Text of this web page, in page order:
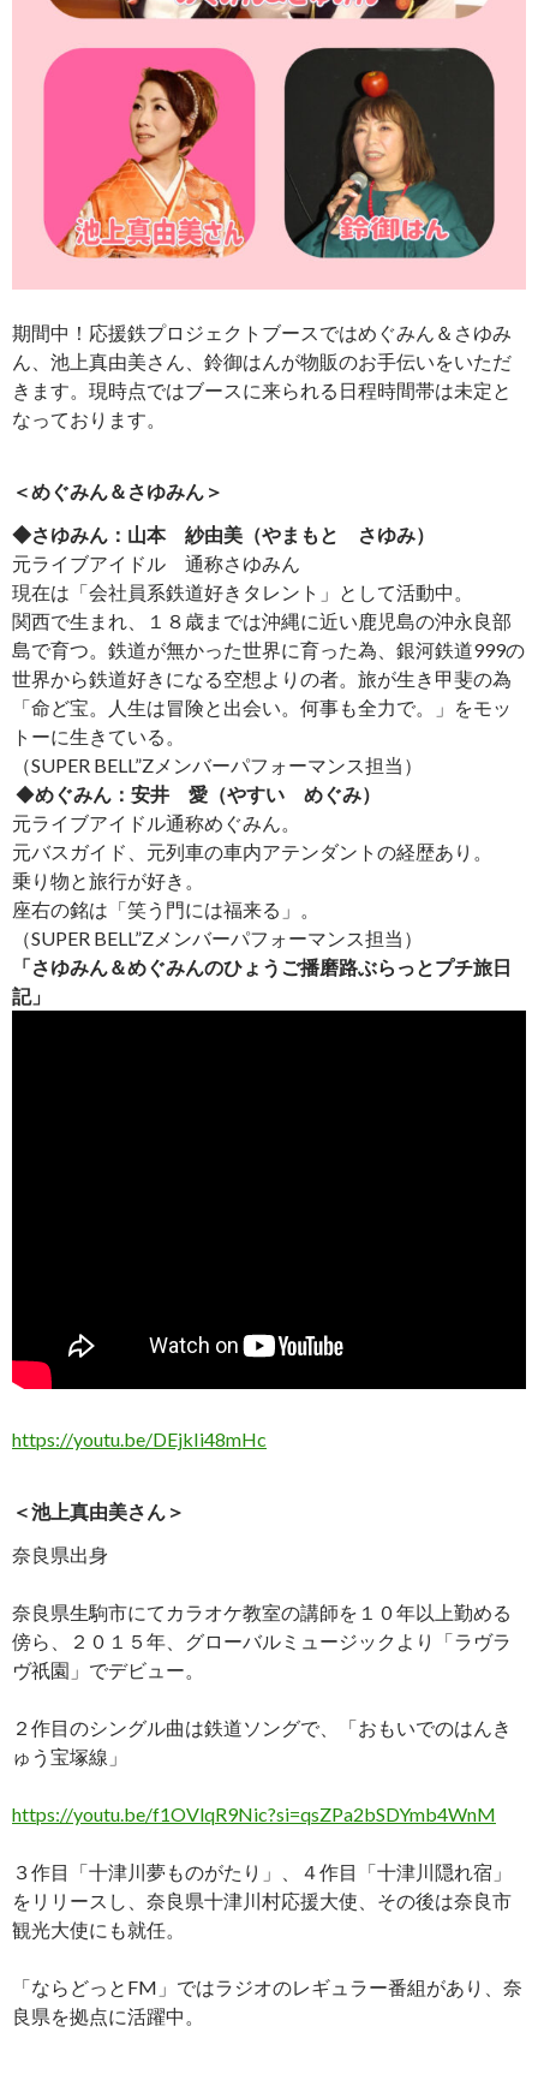
期間中！応援鉄プロジェクトブースではめぐみん＆さゆみ
ん、池上真由美さん、鈴御はんが物販のお手伝いをいただ
きます。現時点ではブースに来られる日程時間帯は未定と
なっております。
＜めぐみん＆さゆみん＞
◆さゆみん：山本 紗由美（やまもと さゆみ）
元ライブアイドル 通称さゆみん
現在は「会社員系鉄道好きタレント」として活動中。
関西で生まれ、１８歳までは沖縄に近い鹿児島の沖永良部
島で育つ。鉄道が無かった世界に育った為、銀河鉄道999の
世界から鉄道好きになる空想よりの者。旅が生き甲斐の為
「命ど宝。人生は冒険と出会い。何事も全力で。」をモッ
トーに生きている。
（SUPER BELL”Zメンバーパフォーマンス担当）
◆めぐみん： 安井 愛（やすい めぐみ）
元ライブアイドル通称めぐみん。
元バスガイド、元列車の車内アテンダントの経歴あり。
乗り物と旅行が好き。
座右の銘は「笑う門には福来る」。
（SUPER BELL”Zメンバーパフォーマンス担当）
「さゆみん＆めぐみんのひょうご播磨路ぶらっとプチ旅日
記」
https://youtu.be/DEjkIi48mHc
＜池上真由美さん＞
奈良県出身
奈良県生駒市にてカラオケ教室の講師を１０年以上勤める
傍ら、２０１５年、グローバルミュージックより「ラヴラ
ヴ祇園」でデビュー。
２作目のシングル曲は鉄道ソングで、「おもいでのはんき
ゅう宝塚線」
https://youtu.be/f1OVlqR9Nic?si=qsZPa2bSDYmb4WnM
３作目「十津川夢ものがたり」、４作目「十津川隠れ宿」
をリリースし、奈良県十津川村応援大使、その後は奈良市
観光大使にも就任。
「ならどっとFM」ではラジオのレギュラー番組があり、奈
良県を拠点に活躍中。